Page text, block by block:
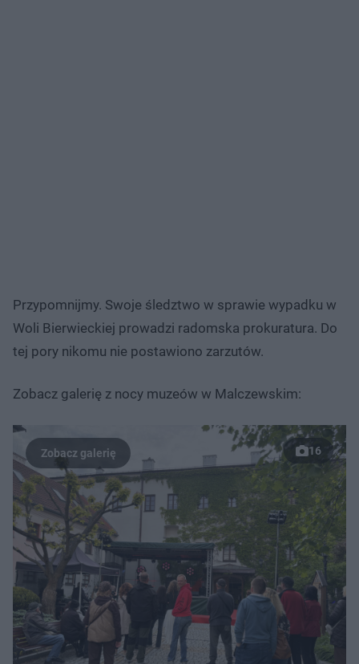
Przypomnijmy. Swoje śledztwo w sprawie wypadku w
Woli Bierwieckiej prowadzi radomska prokuratura. Do
tej pory nikomu nie postawiono zarzutów.
Zobacz galerię z nocy muzeów w Malczewskim:
16